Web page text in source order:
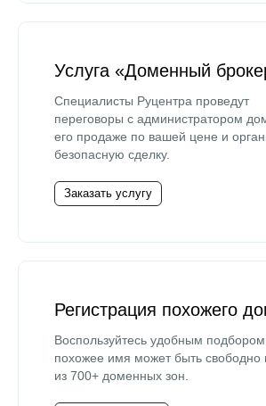
Услуга «Доменный
Специалисты Руцентра проведут
переговоры с администратором
его продаже по вашей цене и
безопасную сделку.
Заказать услугу
Регистрация похожего
Воспользуйтесь удобным
похожее имя может быть свободно
из 700+ доменных зон.